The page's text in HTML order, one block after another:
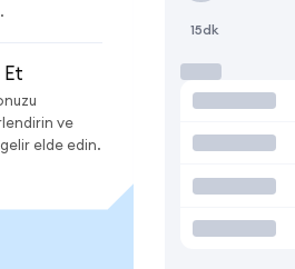
Et
ve
elde edin.
15dk